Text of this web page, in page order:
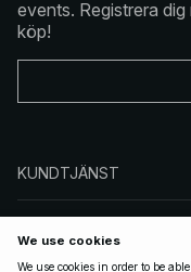
events. Registrera
köp!
KUNDTJÄNST